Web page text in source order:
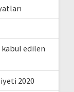
kabul edilen
2020